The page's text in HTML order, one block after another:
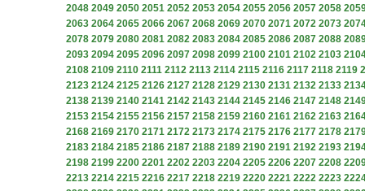
2048 2049 2050 2051 2052 2053 2054 2055 2056 2057 2058
2063 2064 2065 2066 2067 2068 2069 2070 2071 2072 2073
2078 2079 2080 2081 2082 2083 2084 2085 2086 2087 2088
2093 2094 2095 2096 2097 2098 2099 2100 2101 2102 2103
2108 2109 2110 2111 2112 2113 2114 2115 2116 2117 2118 2119
2123 2124 2125 2126 2127 2128 2129 2130 2131 2132 2133
2138 2139 2140 2141 2142 2143 2144 2145 2146 2147 2148
2153 2154 2155 2156 2157 2158 2159 2160 2161 2162 2163
2168 2169 2170 2171 2172 2173 2174 2175 2176 2177 2178
2183 2184 2185 2186 2187 2188 2189 2190 2191 2192 2193
2198 2199 2200 2201 2202 2203 2204 2205 2206 2207 2208
2213 2214 2215 2216 2217 2218 2219 2220 2221 2222 2223